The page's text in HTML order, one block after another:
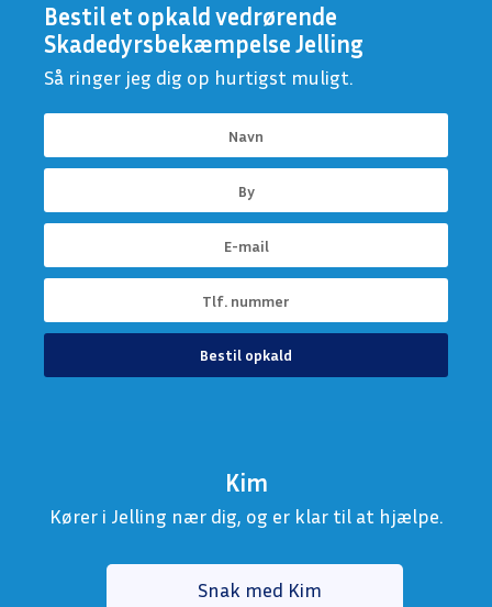
Bestil et opkald vedrørende
Skadedyrsbekæmpelse Jelling
Så ringer jeg dig op hurtigst muligt.
Bestil opkald
Kim
Kører i Jelling nær dig, og er klar til at hjælpe.
Snak med Kim